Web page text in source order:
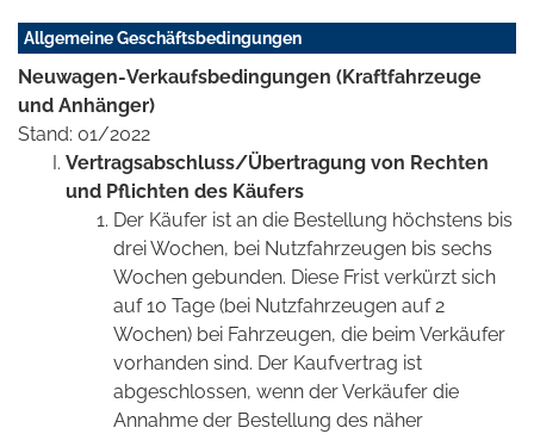
Allgemeine Geschäftsbedingungen
Neuwagen-Verkaufsbedingungen (Kraftfahrzeuge
und Anhänger)
Stand: 01/2022
Vertragsabschluss/Übertragung von Rechten
und Pflichten des Käufers
Der Käufer ist an die Bestellung höchstens bis
drei Wochen, bei Nutzfahrzeugen bis sechs
Wochen gebunden. Diese Frist verkürzt sich
auf 10 Tage (bei Nutzfahrzeugen auf 2
Wochen) bei Fahrzeugen, die beim Verkäufer
vorhanden sind. Der Kaufvertrag ist
abgeschlossen, wenn der Verkäufer die
Annahme der Bestellung des näher